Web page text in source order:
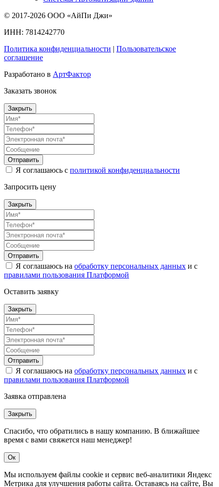
© 2017-2026 ООО «АйПи Джи»
ИНН: 7814242770
Политика конфиденциальности | Пользовательское
соглашение
Разработано в АртФактор
Заказать звонок
Закрыть
Отправить
Я соглашаюсь с политикой конфиденциальности
Запросить цену
Закрыть
Отправить
Я соглашаюсь на обработку персональных данных и с
правилами пользования Платформой
Оставить заявку
Закрыть
Отправить
Я соглашаюсь на обработку персональных данных и с
правилами пользования Платформой
Заявка отправлена
Закрыть
Спасибо, что обратились в нашу компанию. В ближайшее
время с вами свяжется наш менеджер!
Ок
Мы используем файлы cookie и сервис веб-аналитики Яндекс
Метрика для улучшения работы сайта. Оставаясь на сайте, Вы